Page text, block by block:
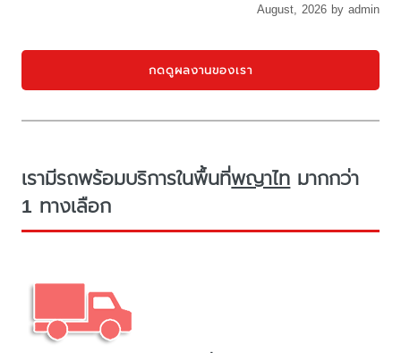
August, 2026 by admin
กดดูผลงานของเรา
เรามีรถพร้อมบริการในพื้นที่พญาไท มากกว่า
1 ทางเลือก